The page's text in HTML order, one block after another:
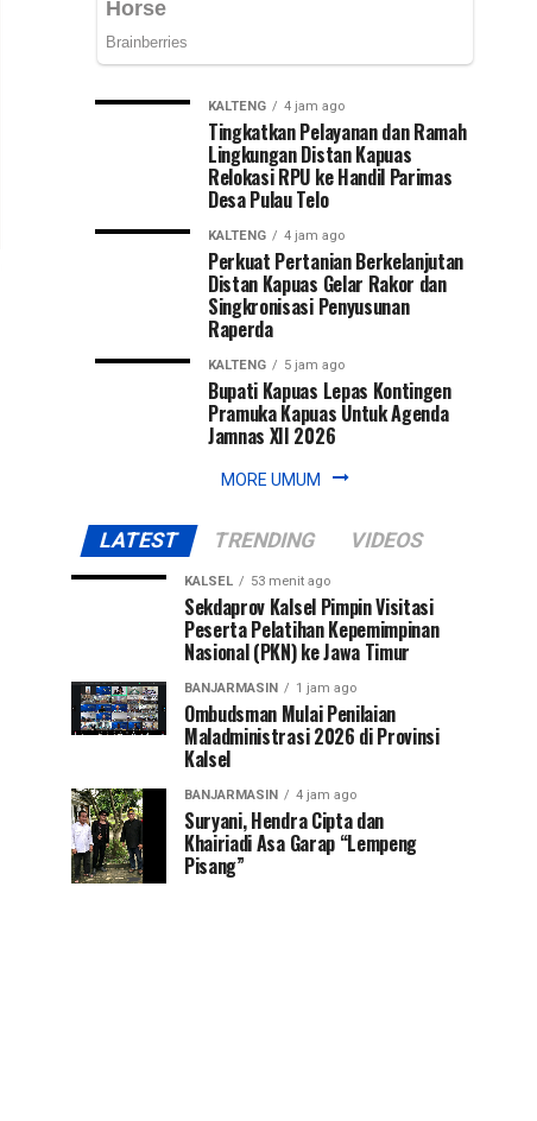
Nasional
(PKN)
Timur
Syarifuddin
mendampingi
para
peserta
KALTENG 4 jam ago
Tingkatkan Pelayanan dan Ramah
Lingkungan Distan Kapuas
Relokasi RPU ke Handil Parimas
Desa Pulau Telo
KALTENG 4 jam ago
Perkuat Pertanian Berkelanjutan
Distan Kapuas Gelar Rakor dan
Singkronisasi Penyusunan
Raperda
KALTENG 5 jam ago
Bupati Kapuas Lepas Kontingen
Pramuka Kapuas Untuk Agenda
Jamnas XII 2026
MORE UMUM
LATEST TRENDING VIDEOS
KALSEL 53 menit ago
Sekdaprov Kalsel Pimpin Visitasi
Peserta Pelatihan Kepemimpinan
Nasional (PKN) ke Jawa Timur
BANJARMASIN 1 jam ago
Ombudsman Mulai Penilaian
Maladministrasi 2026 di Provinsi
Kalsel
BANJARMASIN 4 jam ago
Suryani, Hendra Cipta dan
Khairiadi Asa Garap “Lempeng
Pisang”